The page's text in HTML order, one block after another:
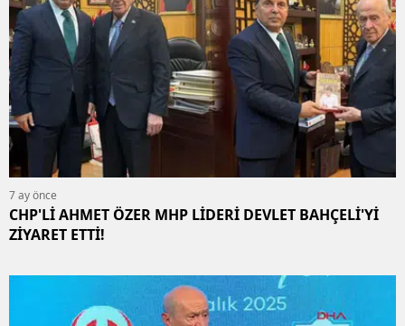
7 ay önce
CHP'Lİ AHMET ÖZER MHP LİDERİ DEVLET BAHÇELİ'Yİ
ZİYARET ETTİ!